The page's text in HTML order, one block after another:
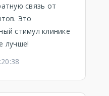
связь от
Это
стимул клинике
лучше!